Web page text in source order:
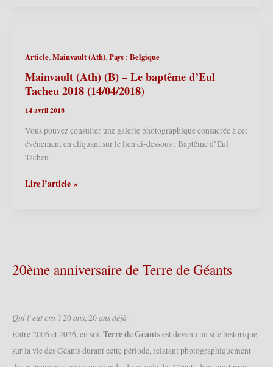
Busbecq
2018
(15/04/2018)
Article,Mainvault (Ath),Pays : Belgique
Mainvault (Ath) (B) – Le baptême d’Eul
Tacheu 2018 (14/04/2018)
14 avril 2018
Vous pouvez consulter une galerie photographique consacrée à cet
événement en cliquant sur le lien ci-dessous : Baptême d’Eul
Tacheu
Mainvault
d’Eul
Tacheu
Lire l’article »
20ème anniversaire de Terre de Géants
𝑄𝑢𝑖 𝑙’𝑒𝑢𝑡 𝑐𝑟𝑢 ? 20 𝑎𝑛𝑠, 20 𝑎𝑛𝑠 𝑑𝑒́𝑗𝑎̀ !
Entre 2006 et 2026, en soi,Terre de Géantsest devenu un site historique
sur la vie des Géants durant cette période, relatant photographiquement